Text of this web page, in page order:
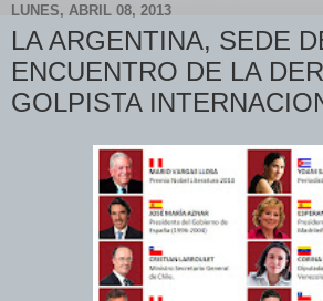
LUNES, ABRIL 08, 2013
LA ARGENTINA, SEDE
ENCUENTRO DE LA
GOLPISTA